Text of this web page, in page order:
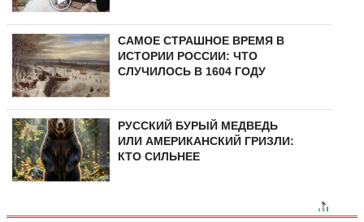
САМОЕ СТРАШНОЕ ВРЕМЯ В
ИСТОРИИ РОССИИ: ЧТО
СЛУЧИЛОСЬ В 1604 ГОДУ
РУССКИЙ БУРЫЙ МЕДВЕДЬ
ИЛИ АМЕРИКАНСКИЙ ГРИЗЛИ:
КТО СИЛЬНЕЕ